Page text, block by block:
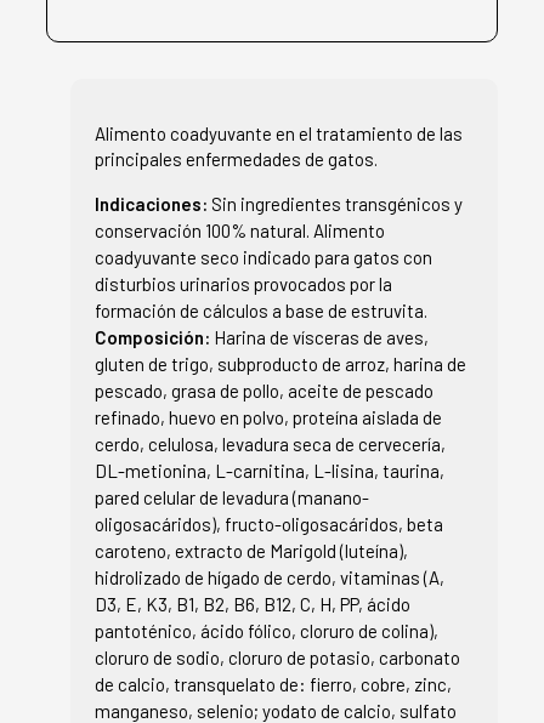
Alimento coadyuvante en el tratamiento de las
principales enfermedades de gatos.
Indicaciones: Sin ingredientes transgénicos y
conservación 100% natural. Alimento
coadyuvante seco indicado para gatos con
disturbios urinarios provocados por la
formación de cálculos a base de estruvita.
Composición: Harina de vísceras de aves,
gluten de trigo, subproducto de arroz, harina de
pescado, grasa de pollo, aceite de pescado
refinado, huevo en polvo, proteína aislada de
cerdo, celulosa, levadura seca de cervecería,
DL-metionina, L-carnitina, L-lisina, taurina,
pared celular de levadura (manano-
oligosacáridos), fructo-oligosacáridos, beta
caroteno, extracto de Marigold (luteína),
hidrolizado de hígado de cerdo, vitaminas (A,
D3, E, K3, B1, B2, B6, B12, C, H, PP, ácido
pantoténico, ácido fólico, cloruro de colina),
cloruro de sodio, cloruro de potasio, carbonato
de calcio, transquelato de: fierro, cobre, zinc,
manganeso, selenio; yodato de calcio, sulfato